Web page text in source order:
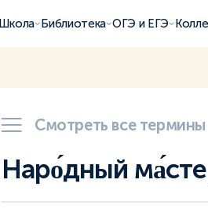
Школа Библиотека ОГЭ и ЕГЭ
Смотреть все термины
Наро́дный